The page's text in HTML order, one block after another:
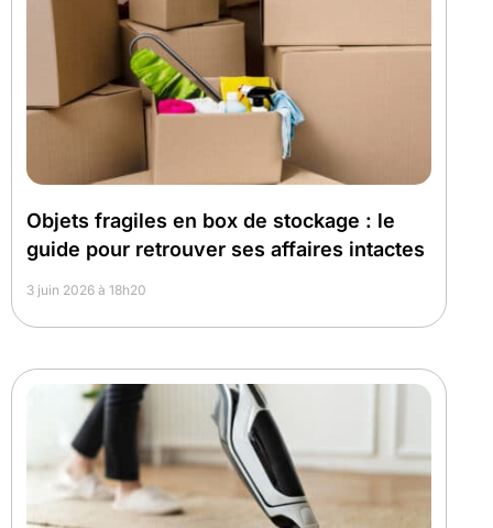
Objets fragiles en box de stockage : le
guide pour retrouver ses affaires intactes
3 juin 2026 à 18h20